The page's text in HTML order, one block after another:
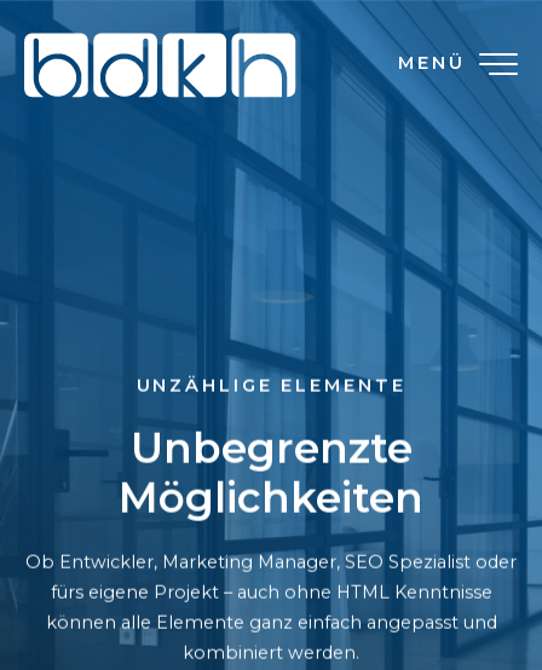
MENÜ
UNZÄHLIGE ELEMENTE
Unbegrenzte
Möglichkeiten
Ob Entwickler, Marketing Manager, SEO Spezialist oder
fürs eigene Projekt – auch ohne HTML Kenntnisse
können alle Elemente ganz einfach angepasst und
kombiniert werden.